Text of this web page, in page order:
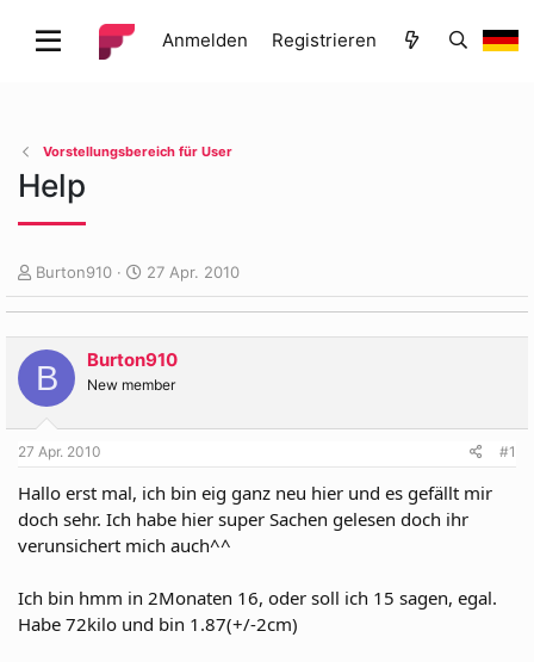
Anmelden Registrieren
Vorstellungsbereich für User
Help
E
r
s
t
l
e
r
Burton910
E
r
s
t
e
l
t
27 Apr. 2010
B Burton910
New member
27 Apr. 2010 #1
Hallo erst mal, ich bin eig ganz neu hier und es gefällt mir
doch sehr. Ich habe hier super Sachen gelesen doch ihr
verunsichert mich auch^^
Ich bin hmm in 2Monaten 16, oder soll ich 15 sagen, egal.
Habe 72kilo und bin 1.87(+/-2cm)